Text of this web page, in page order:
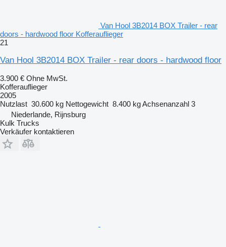
Van Hool 3B2014 BOX Trailer - rear
doors - hardwood floor Kofferauflieger
21
Van Hool 3B2014 BOX Trailer - rear doors - hardwood floor
3.900 € Ohne MwSt.
Kofferauflieger
2005
Nutzlast 30.600 kg Nettogewicht 8.400 kgAchsenanzahl 3
Niederlande, Rijnsburg
Kulk Trucks
Verkäufer kontaktieren